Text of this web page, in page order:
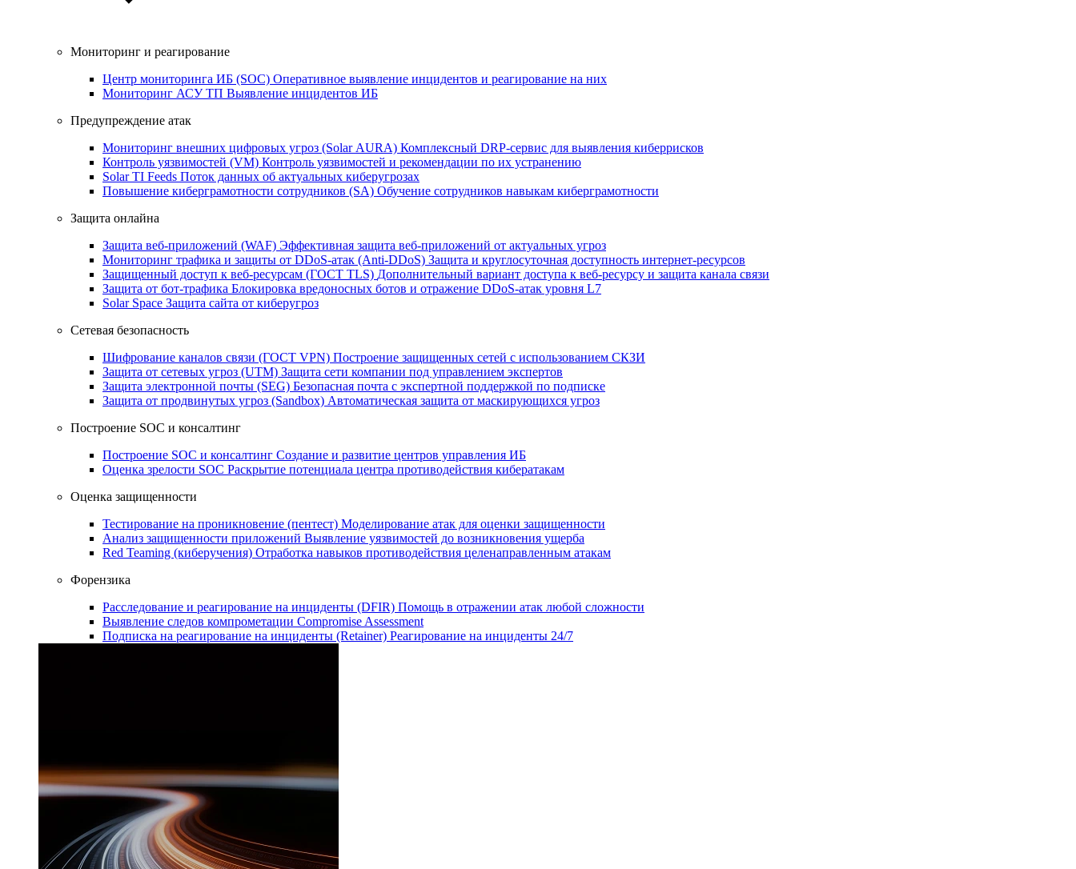
Мониторинг и реагирование
Центр мониторинга ИБ (SOC) Оперативное выявление инцидентов и реагирование на них
Мониторинг АСУ ТП Выявление инцидентов ИБ
Предупреждение атак
Мониторинг внешних цифровых угроз (Solar AURA) Комплексный DRP-сервис для выявления киберрисков
Контроль уязвимостей (VM) Контроль уязвимостей и рекомендации по их устранению
Solar TI Feeds Поток данных об актуальных киберугрозах
Повышение киберграмотности сотрудников (SA) Обучение сотрудников навыкам киберграмотности
Защита онлайна
Защита веб-приложений (WAF) Эффективная защита веб-приложений от актуальных угроз
Мониторинг трафика и защиты от DDoS‑атак (Anti‑DDoS) Защита и круглосуточная доступность интернет-ресурсов
Защищенный доступ к веб-ресурсам (ГОСТ TLS) Дополнительный вариант доступа к веб‑ресурсу и защита канала связи
Защита от бот‑трафика Блокировка вредоносных ботов и отражение DDoS‑атак уровня L7
Solar Space Защита сайта от киберугроз
Сетевая безопасность
Шифрование каналов связи (ГОСТ VPN) Построение защищенных сетей с использованием СКЗИ
Защита от сетевых угроз (UTM) Защита сети компании под управлением экспертов
Защита электронной почты (SEG) Безопасная почта с экспертной поддержкой по подписке
Защита от продвинутых угроз (Sandbox) Автоматическая защита от маскирующихся угроз
Построение SOC и консалтинг
Построение SOC и консалтинг Создание и развитие центров управления ИБ
Оценка зрелости SOC Раскрытие потенциала центра противодействия кибератакам
Оценка защищенности
Тестирование на проникновение (пентест) Моделирование атак для оценки защищенности
Анализ защищенности приложений Выявление уязвимостей до возникновения ущерба
Red Teaming (киберучения) Отработка навыков противодействия целенаправленным атакам
Форензика
Расследование и реагирование на инциденты (DFIR) Помощь в отражении атак любой сложности
Выявление следов компрометации Compromise Assessment
Подписка на реагирование на инциденты (Retainer) Реагирование на инциденты 24/7